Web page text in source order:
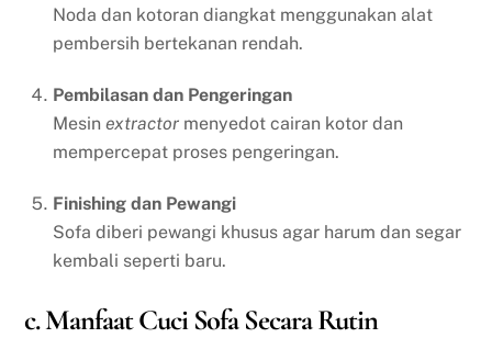
Noda dan kotoran diangkat menggunakan alat
pembersih bertekanan rendah.
Pembilasan dan Pengeringan
Mesin extractor menyedot cairan kotor dan
mempercepat proses pengeringan.
Finishing dan Pewangi
Sofa diberi pewangi khusus agar harum dan segar
kembali seperti baru.
c. Manfaat Cuci Sofa Secara Rutin